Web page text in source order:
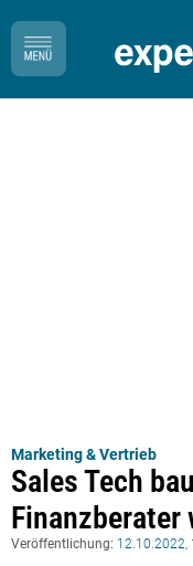
Marketing & Vertrieb
Sales Tech
Finanzberater
Veröffentlichung: 12.10.2022,